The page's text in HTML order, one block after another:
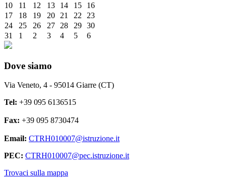
10
11 12 13 14 15
16
17
18 19 20 21 22
23
24
25 26 27 28 29 30
31
1 2 3 4 5 6
Dove siamo
Via Veneto, 4 - 95014 Giarre (CT)
Tel: +39 095 6136515
Fax: +39 095 8730474
Email: CTRH010007@istruzione.it
PEC: CTRH010007@pec.istruzione.it
Trovaci sulla mappa